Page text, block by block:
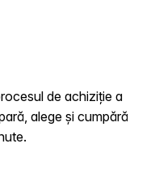
de achiziție a
alege și cumpără